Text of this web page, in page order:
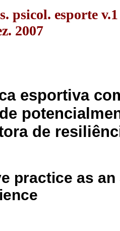
psicol. esporte
2007
esportiva
de
practice as